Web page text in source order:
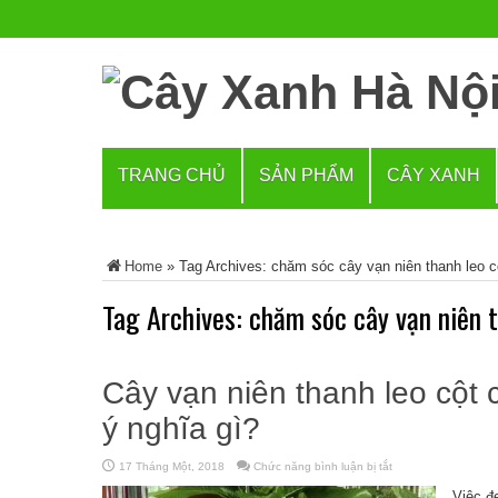
TRANG CHỦ SẢN PHẨM CÂY XANH
Home » Tag Archives: chăm sóc cây vạn niên thanh leo
Tag Archives: chăm sóc cây vạn niên
Cây vạn niên thanh leo cột
ý nghĩa gì?
17 Tháng Một, 2018 Chức năng bình luận bị tắt
vạn